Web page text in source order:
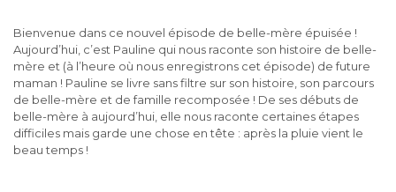
Bienvenue dans ce nouvel épisode de belle-mère épuisée !
Aujourd’hui, c’est Pauline qui nous raconte son histoire de belle-
mère et (à l’heure où nous enregistrons cet épisode) de future
maman ! Pauline se livre sans filtre sur son histoire, son parcours
de belle-mère et de famille recomposée ! De ses débuts de
belle-mère à aujourd’hui, elle nous raconte certaines étapes
difficiles mais garde une chose en tête : après la pluie vient le
beau temps !